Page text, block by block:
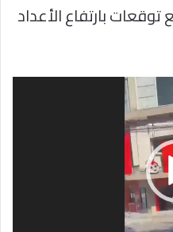
توقعات بارتفاع الأعداد